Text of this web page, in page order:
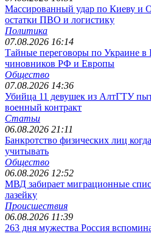
Массированный удар по Киеву и
остатки ПВО и логистику
Политика
07.08.2026 16:14
Тайные переговоры по Украине в
чиновников РФ и Европы
Общество
07.08.2026 14:36
Убийца 11 девушек из АлтГТУ
военный контракт
Статьи
06.08.2026 21:11
Банкротство физических лиц
учитывать
Общество
06.08.2026 12:52
МВД забирает миграционные
лазейку
Происшествия
06.08.2026 11:39
263 дня мужества Россия